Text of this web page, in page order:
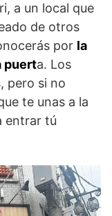
a un local que
de otros
por la
puerta. Los
pero si no
te unas a la
entrar tú